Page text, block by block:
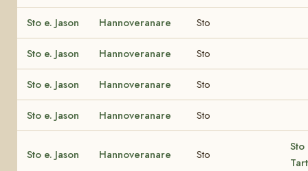
Sto e. Jason Hannoveranare Sto
Sto e. Jason Hannoveranare Sto
Sto e. Jason Hannoveranare Sto
Sto e. Jason Hannoveranare Sto
Sto e. Jason Hannoveranare Sto
Sto